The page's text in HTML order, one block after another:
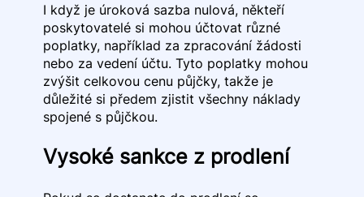
I když je úroková sazba nulová, někteří
poskytovatelé si mohou účtovat různé
poplatky, například za zpracování žádosti
nebo za vedení účtu. Tyto poplatky mohou
zvýšit celkovou cenu půjčky, takže je
důležité si předem zjistit všechny náklady
spojené s půjčkou.
Vysoké sankce z prodlení